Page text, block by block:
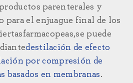
parenterales y
para el enjuague final de los
farmacopeas,se puede
destilación de efecto
por compresión de
basados en membranas.